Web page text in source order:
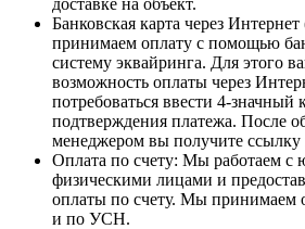
Банковская карта через
принимаем оплату с помощью
систему эквайринга. Для этого
возможность оплаты через
потребоваться ввести 4-
подтверждения платежа. После
менеджером вы получите ссылку
Оплата по счету: Мы работаем с
физическими лицами и
оплаты по счету. Мы принимаем
и по УСН.